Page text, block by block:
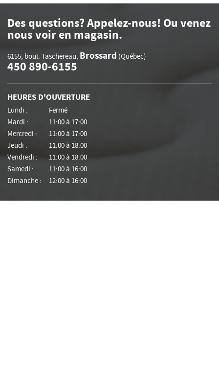
Des questions? Appelez-nous! Ou venez
nous voir en magasin.
6155, boul. Taschereau, Brossard (Québec)
450 890-6155
HEURES D'OUVERTURE
Lundi :
Fermé
Mardi :
11:00 à 17:00
Mercredi :
11:00 à 17:00
Jeudi :
11:00 à 18:00
Vendredi :
11:00 à 18:00
Samedi :
11:00 à 16:00
Dimanche :
12:00 à 16:00